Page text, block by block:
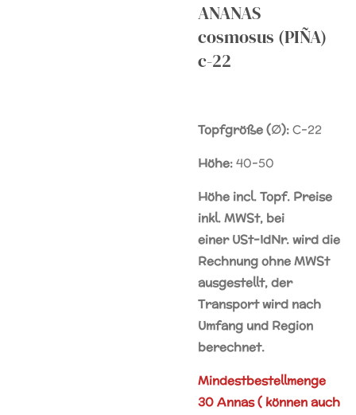
ANANAS
cosmosus (PIÑA)
c-22
Topfgröße (∅):C-22
Höhe:40-50
Höhe incl. Topf. Preise
inkl. MWSt, bei
einerUSt-IdNr.wird die
Rechnung ohne MWSt
ausgestellt, der
Transport wird nach
Umfang und Region
berechnet.
Mindestbestellmenge
30 Annas ( können auch